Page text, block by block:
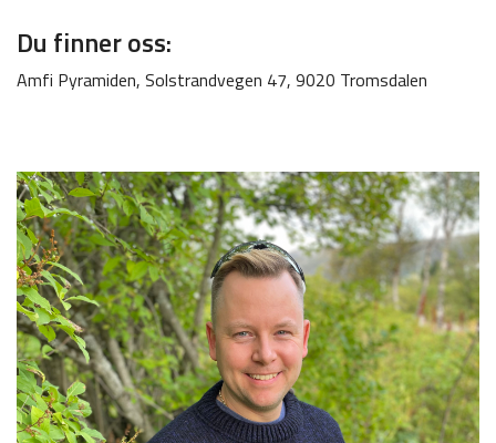
Du finner oss:
Amfi Pyramiden, Solstrandvegen 47, 9020 Tromsdalen